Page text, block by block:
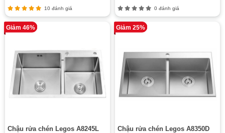
10 đánh giá 0 đánh giá
Giảm 46%
Chậu rửa chén Legos A8245L
Giảm 25%
Chậu rửa chén Legos A8350D